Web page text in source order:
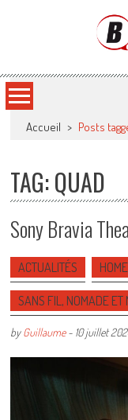
Blog Cobra
Accueil > Posts
TAG: QUAD
Sony Bravia
ACTUALITÉS
SANS FIL, NOMADE ET
byGuillaume- 10 juillet